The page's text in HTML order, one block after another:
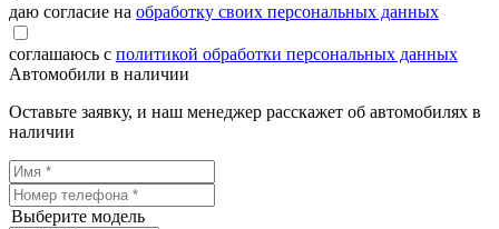
даю согласие на обработку своих персональных данных
соглашаюсь с политикой обработки персональных данных
Автомобили в наличии
Оставьте заявку, и наш менеджер расскажет об автомобилях в
наличии
Выберите модель